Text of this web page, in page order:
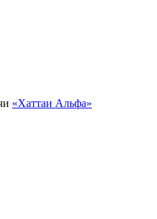
«Хаттаи Альфа»